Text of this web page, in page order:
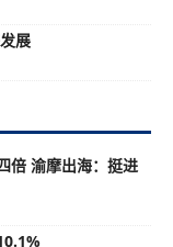
展
倍 渝摩出海：挺进